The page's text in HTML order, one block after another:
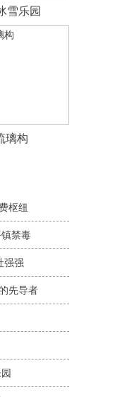
雪乐园
璃构
枢纽
禁毒
强强
先导者